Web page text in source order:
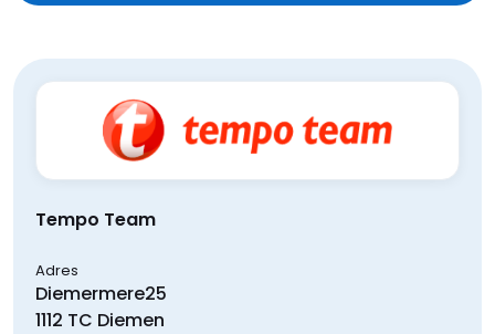
Tempo Team
Adres
Diemermere25
1112 TC Diemen